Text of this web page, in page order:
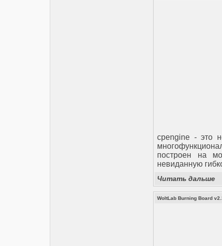
cpengine - это
построен на
невиданную
Читать дальше
WoltLab Burning Board